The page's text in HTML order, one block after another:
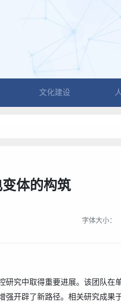
文化建设
体的构筑
字体大小：
研究中取得重要进展。该团队在
强开辟了新路径。相关研究成果